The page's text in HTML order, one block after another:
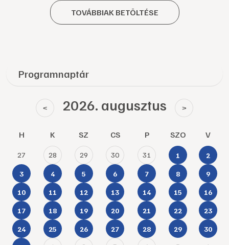
TOVÁBBIAK BETÖLTÉSE
Programnaptár
< 2026. augusztus >
H K SZ CS P SZO V
27 28 29 30 31 1 2
3 4 5 6 7 8 9
10 11 12 13 14 15 16
17 18 19 20 21 22 23
24 25 26 27 28 29 30